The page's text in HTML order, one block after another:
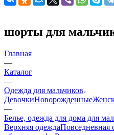
шорты для
Главная
—
Каталог
—
Одежда для мальчиков
ДевочкиНоворожденные
—
Белье, одежда для дома для
Верхняя одеждаПовседневная